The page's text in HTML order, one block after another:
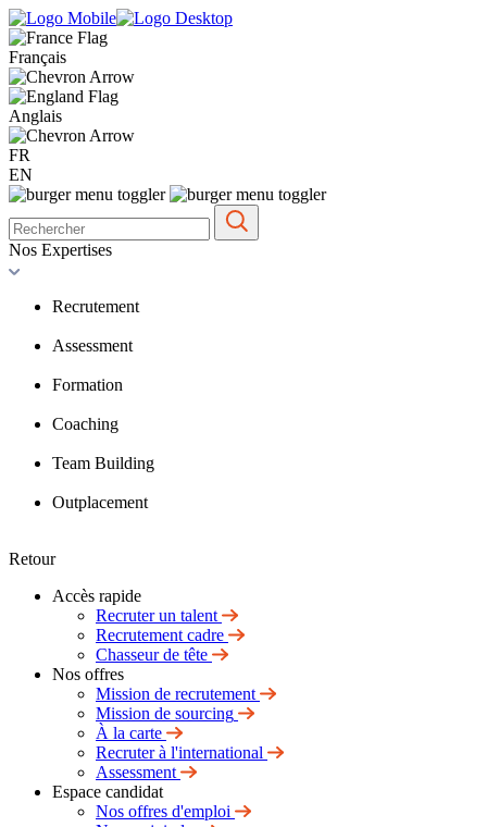
Français
Anglais
FR
EN
Nos Expertises
Recrutement
Assessment
Formation
Coaching
Team Building
Outplacement
Retour
Accès rapide
Recruter un talent
Recrutement cadre
Chasseur de tête
Nos offres
Mission de recrutement
Mission de sourcing
À la carte
Recruter à l'international
Assessment
Espace candidat
Nos offres d'emploi